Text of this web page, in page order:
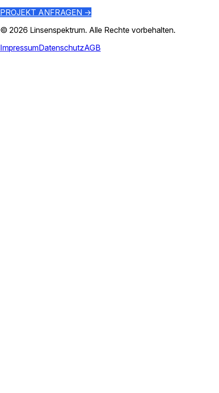
PROJEKT ANFRAGEN →
© 2026 Linsenspektrum. Alle Rechte vorbehalten.
ImpressumDatenschutzAGB